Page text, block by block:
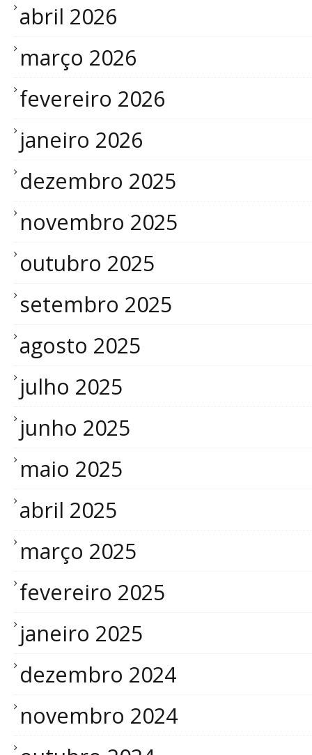
abril 2026
março 2026
fevereiro 2026
janeiro 2026
dezembro 2025
novembro 2025
outubro 2025
setembro 2025
agosto 2025
julho 2025
junho 2025
maio 2025
abril 2025
março 2025
fevereiro 2025
janeiro 2025
dezembro 2024
novembro 2024